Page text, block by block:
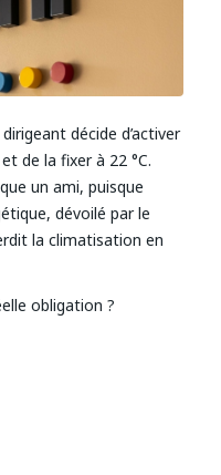
décide d’activer
de la fixer à 22 °C.
un ami, puisque
dévoilé par le
la climatisation en
obligation ?